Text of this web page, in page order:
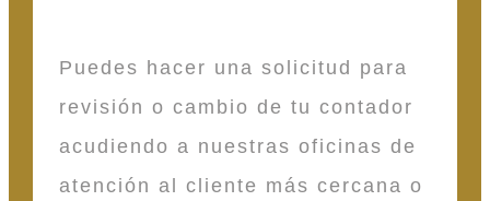
Puedes hacer una solicitud para
revisión o cambio de tu contador
acudiendo a nuestras oficinas de
atención al cliente más cercana o